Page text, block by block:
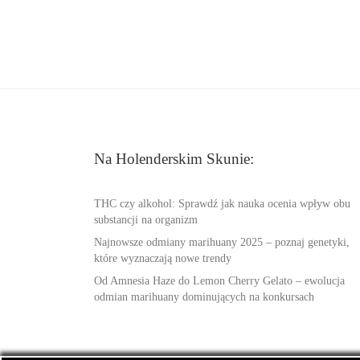
Na Holenderskim Skunie:
THC czy alkohol: Sprawdź jak nauka ocenia wpływ obu
substancji na organizm
Najnowsze odmiany marihuany 2025 – poznaj genetyki,
które wyznaczają nowe trendy
Od Amnesia Haze do Lemon Cherry Gelato – ewolucja
odmian marihuany dominujących na konkursach